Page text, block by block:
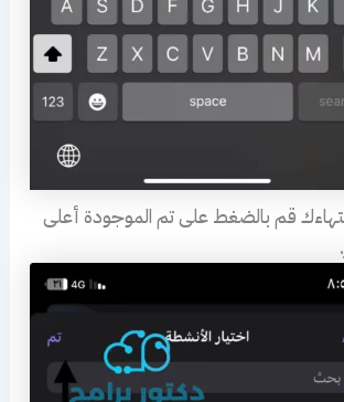
قم بالضغط على تم الموجودة أعلى